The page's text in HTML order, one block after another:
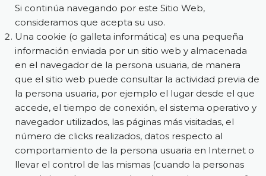
Si continúa navegando por este Sitio Web,
consideramos que acepta su uso.
Una cookie (o galleta informática) es una pequeña
información enviada por un sitio web y almacenada
en el navegador de la persona usuaria, de manera
que el sitio web puede consultar la actividad previa de
la persona usuaria, por ejemplo el lugar desde el que
accede, el tiempo de conexión, el sistema operativo y
navegador utilizados, las páginas más visitadas, el
número de clicks realizados, datos respecto al
comportamiento de la persona usuaria en Internet o
llevar el control de las mismas (cuando la personas